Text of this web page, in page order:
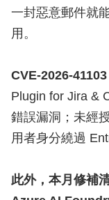
一封惡意郵件就
用。
CVE-2026-41103
Plugin for Jira &
錯誤漏洞；未經
用者身分繞過
此外，本月修補